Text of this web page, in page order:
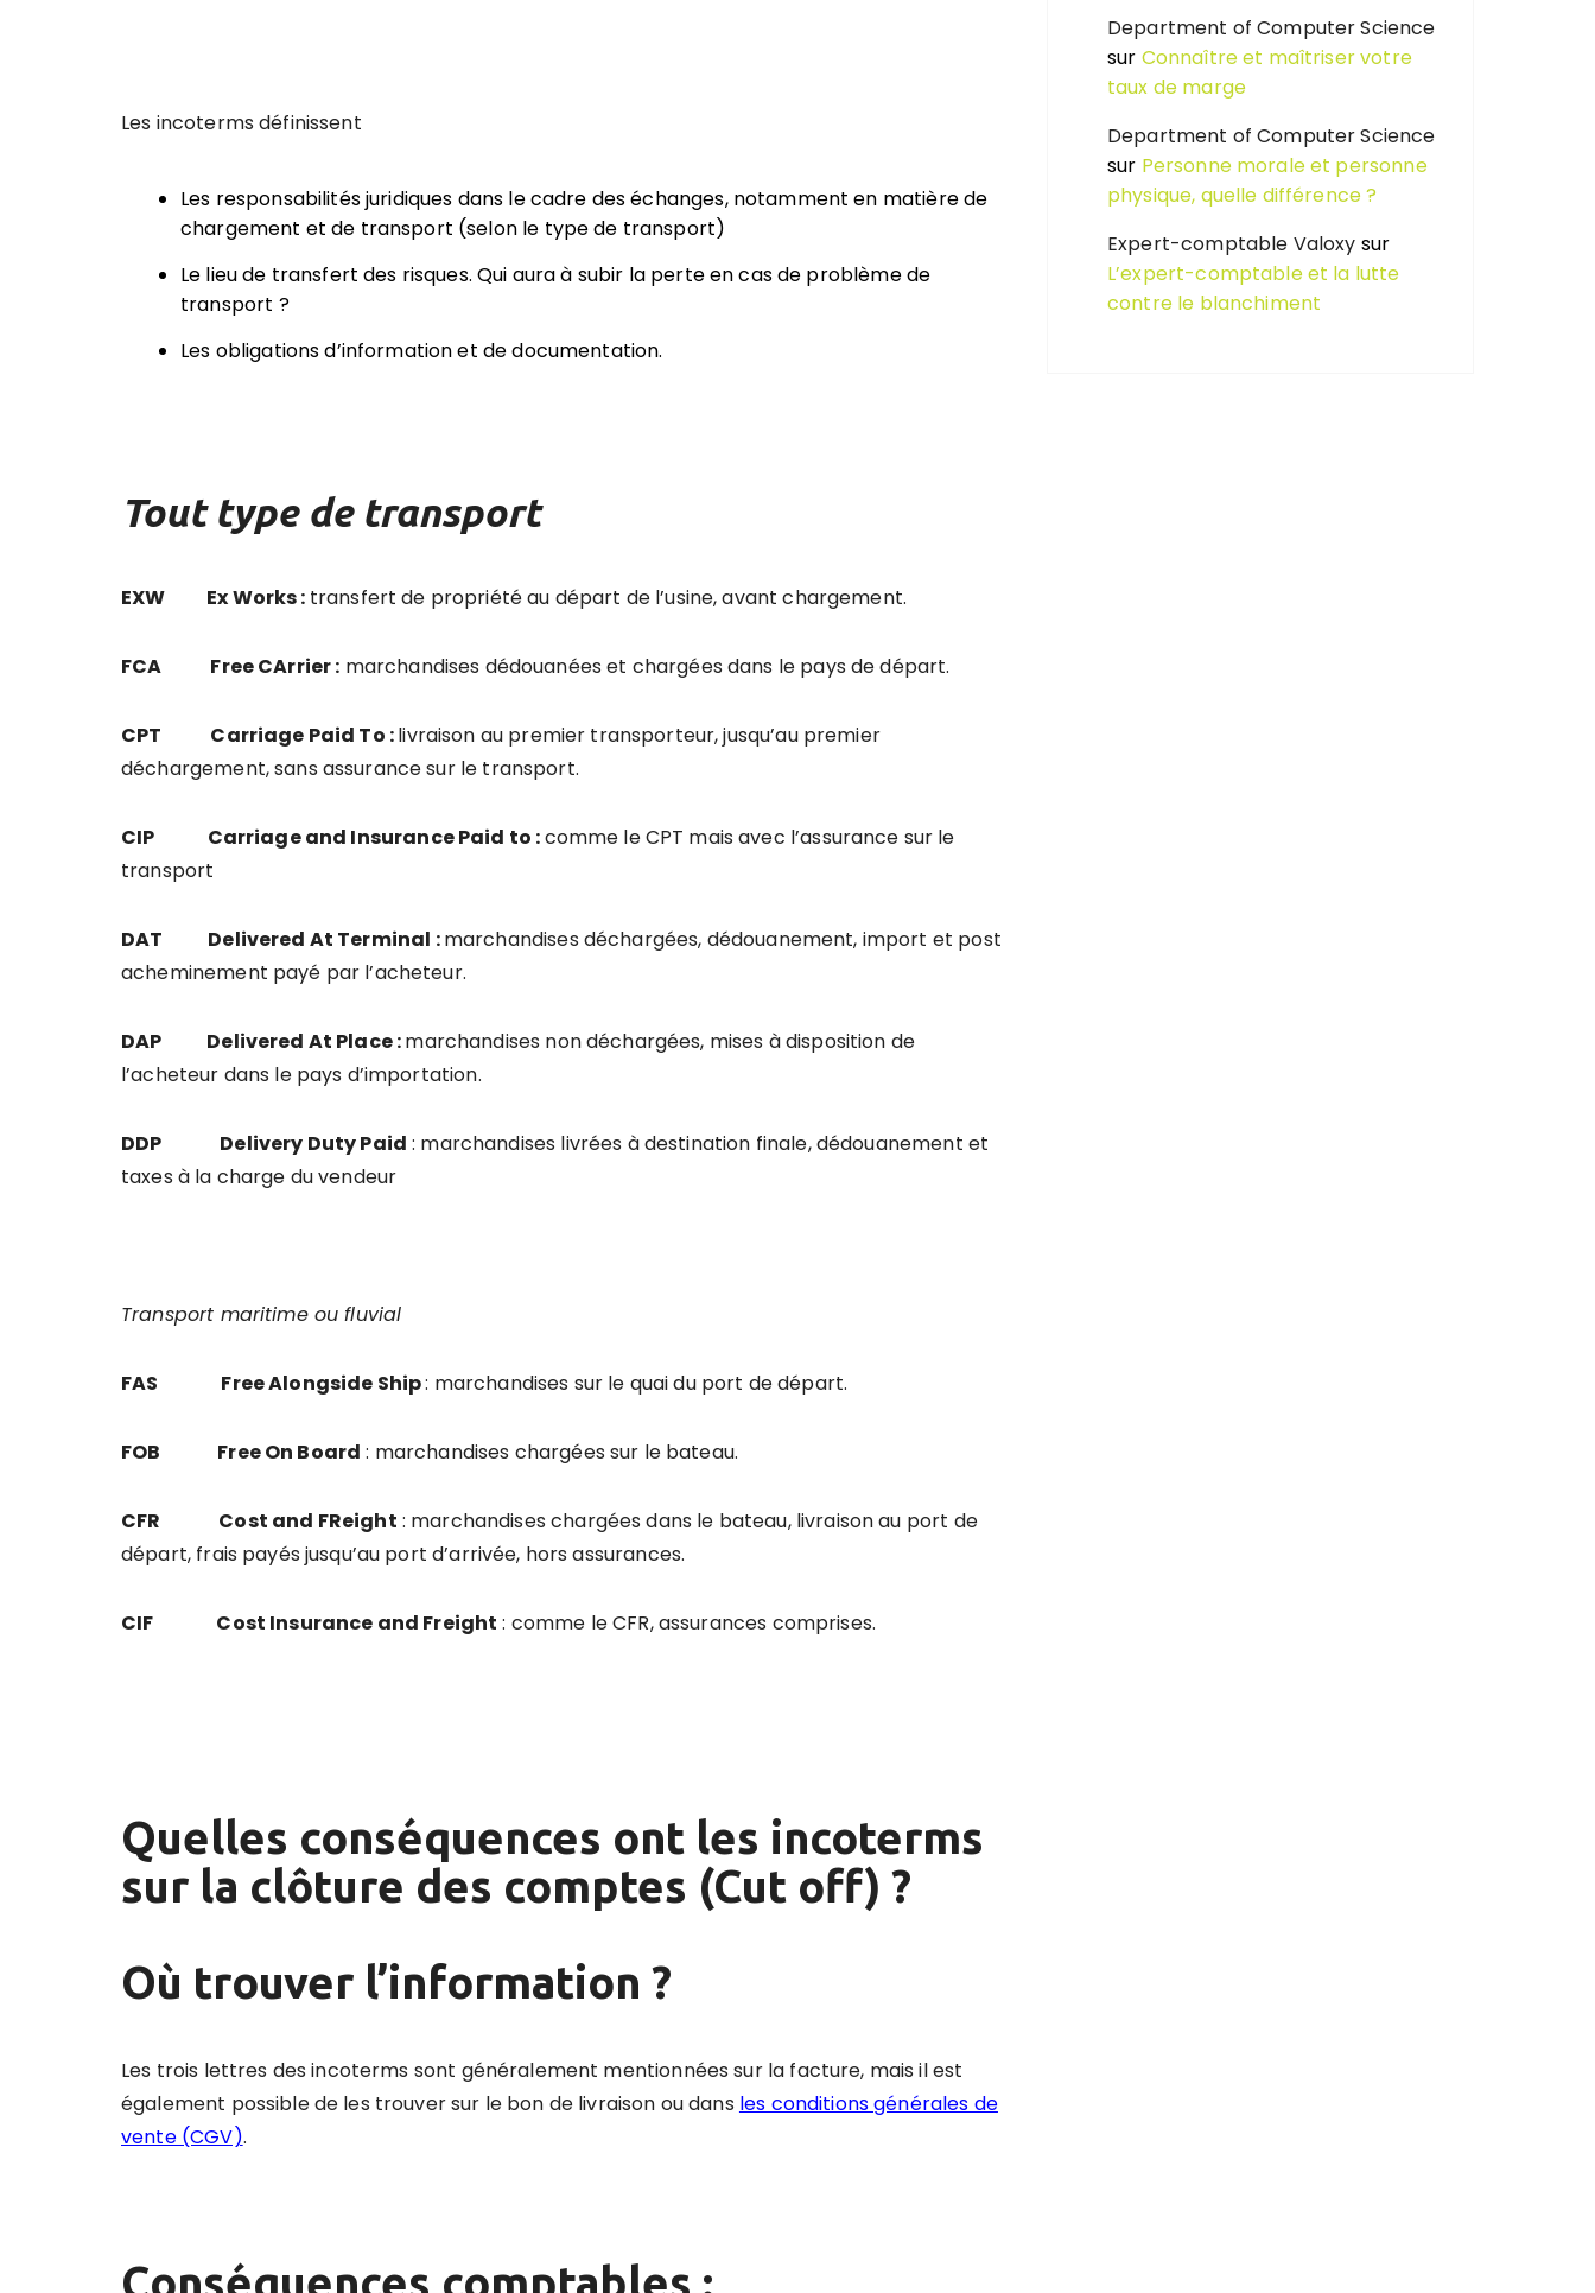
Les incoterms définissent
Les responsabilités juridiques dans le cadre des échanges, notamment en matière de
chargement et de transport (selon le type de transport)
Le lieu de transfert des risques. Qui aura à subir la perte en cas de problème de
transport ?
Les obligations d’information et de documentation.
Tout type de transport
EXW Ex Works : transfert de propriété au départ de l’usine, avant chargement.
FCA Free CArrier : marchandises dédouanées et chargées dans le pays de départ.
CPT Carriage Paid To :livraison au premier transporteur, jusqu’au premier
déchargement, sans assurance sur le transport.
CIP Carriage and Insurance Paid to :comme le CPT mais avec l’assurance sur le
transport
DAT Delivered At Terminal :marchandises déchargées, dédouanement, import et post
acheminement payé par l’acheteur.
DAP Delivered At Place :marchandises non déchargées, mises à disposition de
l’acheteur dans le pays d’importation.
DDP Delivery Duty Paid : marchandises livrées à destination finale, dédouanement et
taxes à la charge du vendeur
Transport maritime ou fluvial
FAS Free Alongside Ship: marchandises sur le quai du port de départ.
FOB Free On Board : marchandises chargées sur le bateau.
CFR Cost and FReight : marchandises chargées dans le bateau, livraison au port de
départ, frais payés jusqu’au port d’arrivée, hors assurances.
CIF Cost Insurance and Freight : comme le CFR, assurances comprises.
Quelles conséquences ont les incoterms
sur la clôture des comptes (Cut off) ?
Où trouver l’information ?
Les trois lettres des incoterms sont généralement mentionnées sur la facture, mais il est
également possible de les trouver sur le bon de livraison ou dans les conditions générales de
vente (CGV).
Conséquences comptables :
Department of Computer Science
sur Connaître et maîtriser votre
taux de marge
Department of Computer Science
sur Personne morale et personne
physique, quelle différence ?
Expert-comptable Valoxy sur
L’expert-comptable et la lutte
contre le blanchiment